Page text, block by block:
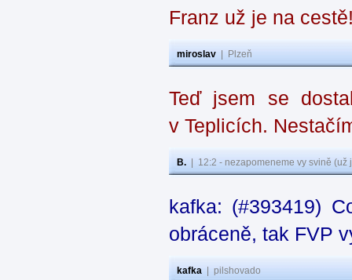
Franz už je na
miroslav Plzeň
Teď jsem se
v Teplicích.
B. 12:2 - nezapomeneme vy svině
kafka: (#393419)
obráceně, tak FVP
kafka pilshovado